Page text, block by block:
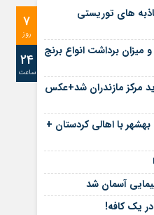
7
روز
24
ساعت
های توریستی
میزان برداشت انواع برنج
مرکز مازندران شد+عکس
بهشهر با اهالی کردستان +
آسمان شد
یک کافه!